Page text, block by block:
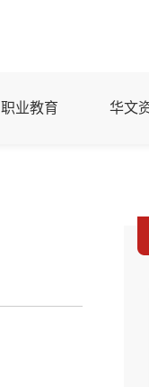
职业教育 华文